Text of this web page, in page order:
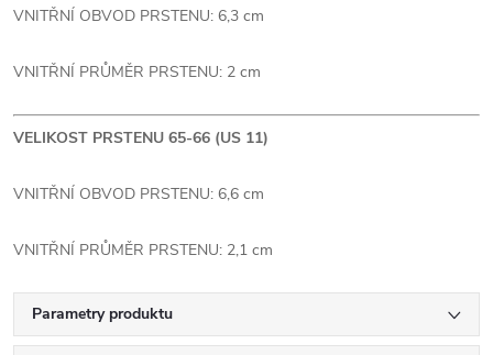
VNITŘNÍ OBVOD PRSTENU: 6,3 cm
VNITŘNÍ PRŮMĚR PRSTENU: 2 cm
VELIKOST PRSTENU 65-66 (US 11)
VNITŘNÍ OBVOD PRSTENU: 6,6 cm
VNITŘNÍ PRŮMĚR PRSTENU: 2,1 cm
Parametry produktu